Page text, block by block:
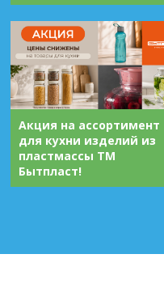
Акция на ассортимент
для кухни изделий из
пластмассы ТМ
Бытпласт!